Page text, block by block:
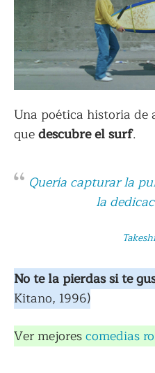
Una poética historia de
quedescubre el surf.
Quería capturar la
la
No te la pierdas si te
Kitano, 1996)
Ver mejorescomedias